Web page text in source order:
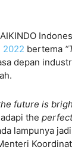
2022 bertema
depan
future is
the
lampunya jadi